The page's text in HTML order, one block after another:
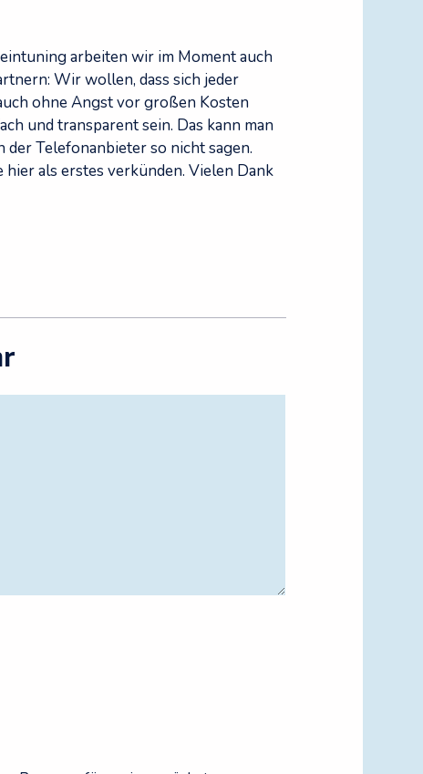
arbeiten wir im Moment auch
Wir wollen, dass sich jeder
ohne Angst vor großen Kosten
und transparent sein. Das kann man
Telefonanbieter so nicht sagen.
als erstes verkünden. Vielen Dank